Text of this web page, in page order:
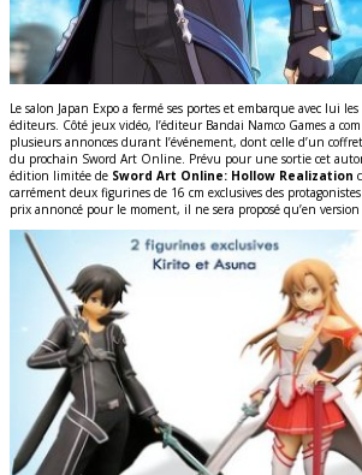
Le salon Japan Expo a fermé ses portes et embarque avec lui
éditeurs. Côté jeux vidéo, l’éditeur Bandai Namco Games a
plusieurs annonces durant l’événement, dont celle d’un
du prochain Sword Art Online. Prévu pour une sortie cet
édition limitée de Sword Art Online: Hollow Realization
carrément deux figurines de 16 cm exclusives des
prix annoncé pour le moment, il ne sera proposé qu’en version